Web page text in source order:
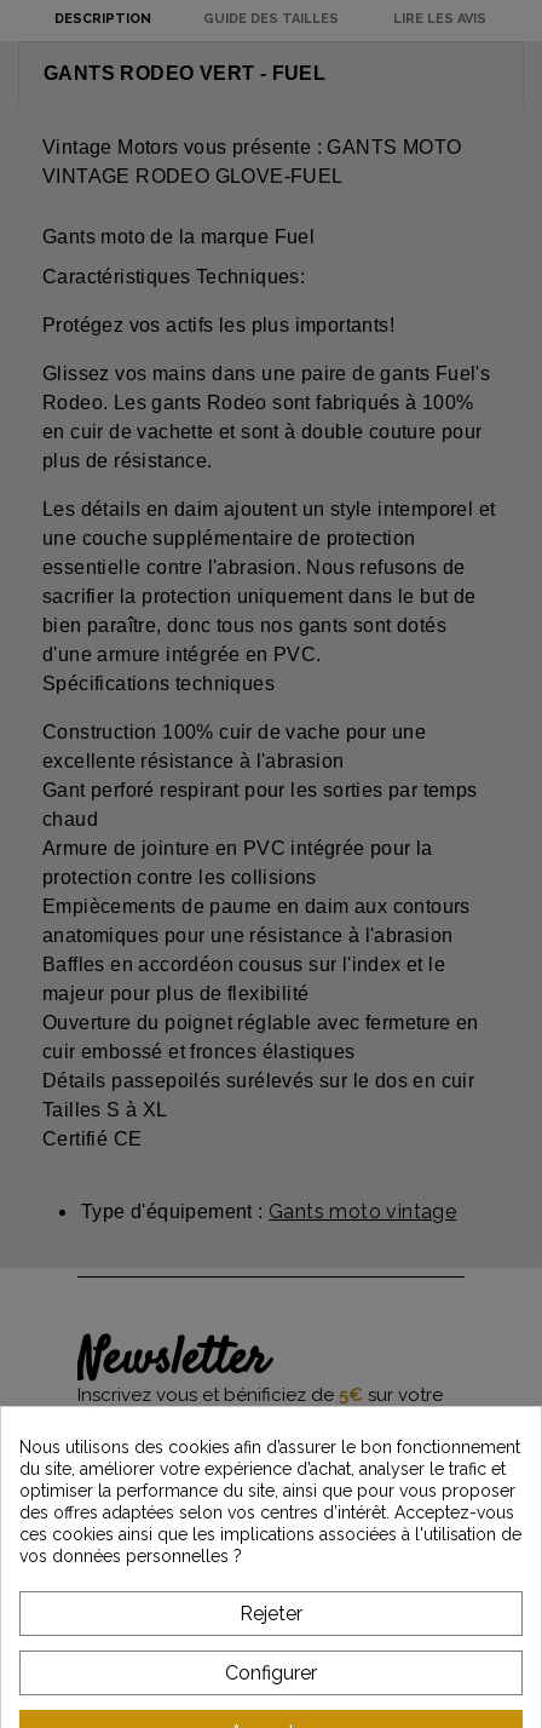
DESCRIPTION GUIDE DES TAILLES LIRE LES AVIS
GANTS RODEO VERT - FUEL
Vintage Motors vous présente : GANTS MOTO
VINTAGE RODEO GLOVE-FUEL
Gants moto de la marque Fuel
Caractéristiques Techniques:
Protégez vos actifs les plus importants!
Glissez vos mains dans une paire de gants Fuel's
Rodeo. Les gants Rodeo sont fabriqués à 100%
en cuir de vachette et sont à double couture pour
plus de résistance.
Les détails en daim ajoutent un style intemporel et
une couche supplémentaire de protection
essentielle contre l'abrasion. Nous refusons de
sacrifier la protection uniquement dans le but de
bien paraître, donc tous nos gants sont dotés
d'une armure intégrée en PVC.
Spécifications techniques
Construction 100% cuir de vache pour une
excellente résistance à l'abrasion
Gant perforé respirant pour les sorties par temps
chaud
Armure de jointure en PVC intégrée pour la
protection contre les collisions
Empiècements de paume en daim aux contours
anatomiques pour une résistance à l'abrasion
Baffles en accordéon cousus sur l'index et le
majeur pour plus de flexibilité
Ouverture du poignet réglable avec fermeture en
cuir embossé et fronces élastiques
Détails passepoilés surélevés sur le dos en cuir
Tailles S à XL
Certifié CE
Type d'équipement : Gants moto vintage
Newsletter
Inscrivez vous et bénificiez de 5€ sur votre
et restez informés des dernières nouveautés
Vintage Motors
*Dès 99€ d'achat. En vous abonnant à notre newsletter, vous reconnaissez avoir pris
l'acceptez.
A PROPOS DE VINTAGE
SERVICE CLIENT
Nous utilisons des cookies afin d’assurer le bon fonctionnement
du site, améliorer votre expérience d’achat, analyser le trafic et
optimiser la performance du site, ainsi que pour vous proposer
des offres adaptées selon vos centres d’intérêt. Acceptez-vous
ces cookies ainsi que les implications associées à l'utilisation de
vos données personnelles ?
Rejeter
Configurer